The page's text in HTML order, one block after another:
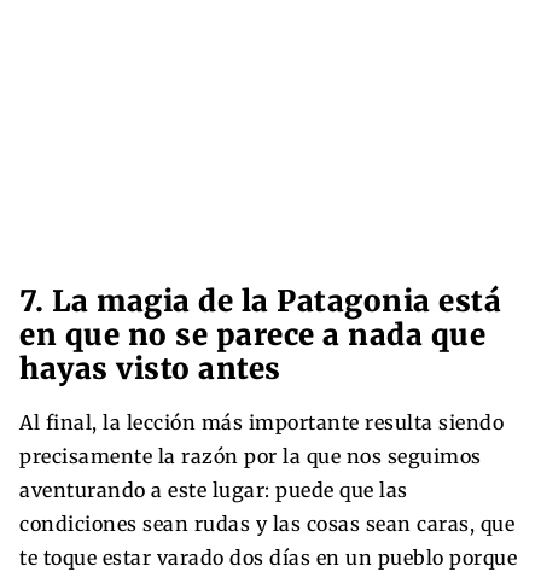
7. La magia de la Patagonia está
en que no se parece a nada que
hayas visto antes
Al final, la lección más importante resulta siendo
precisamente la razón por la que nos seguimos
aventurando a este lugar: puede que las
condiciones sean rudas y las cosas sean caras, que
te toque estar varado dos días en un pueblo porque